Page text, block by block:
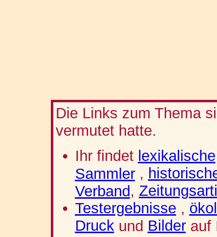
Die Links zum Thema
vermutet hatte.
Ihr findet lexikalische
Sammler,
Verband,
Testergebnisse ,
Druckund Bilderauf